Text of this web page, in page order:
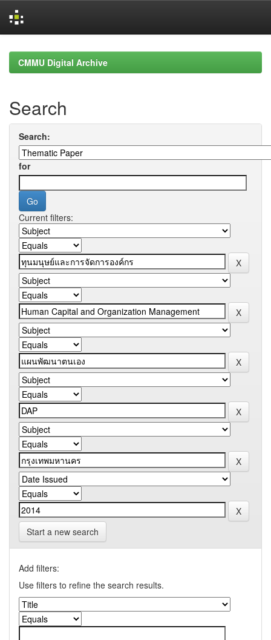
navigationCMMU Digital Archive
Search
Search:
for
Current filters:
Start a new search
Add filters:
Use filters to refine the search results.